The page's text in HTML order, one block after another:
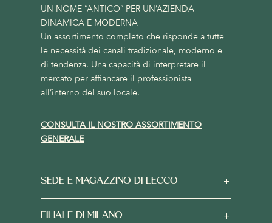
UN NOME “ANTICO” PER UN’AZIENDA
DINAMICA E MODERNA
Un assortimento completo che risponde a tutte
le necessità dei canali tradizionale, moderno e
di tendenza. Una capacità di interpretare il
mercato per affiancare il professionista
all’interno del suo locale.
CONSULTA IL NOSTRO ASSORTIMENTO
GENERALE
SEDE E MAGAZZINO DI LECCO
FILIALE DI MILANO